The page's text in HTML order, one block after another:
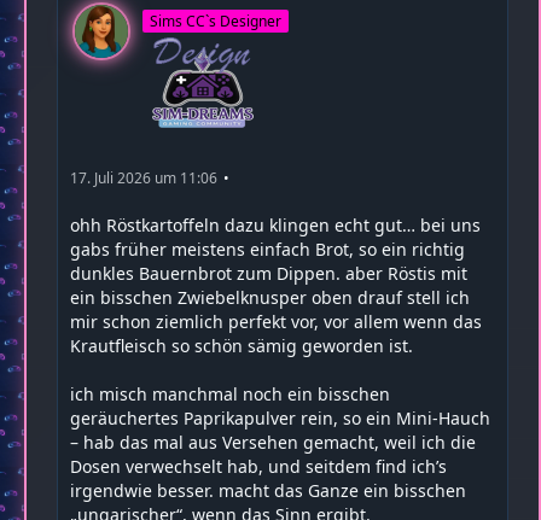
Sims CC`s Designer
17. Juli 2026 um 11:06
ohh Röstkartoffeln dazu klingen echt gut… bei uns
gabs früher meistens einfach Brot, so ein richtig
dunkles Bauernbrot zum Dippen. aber Röstis mit
ein bisschen Zwiebelknusper oben drauf stell ich
mir schon ziemlich perfekt vor, vor allem wenn das
Krautfleisch so schön sämig geworden ist.
ich misch manchmal noch ein bisschen
geräuchertes Paprikapulver rein, so ein Mini-Hauch
– hab das mal aus Versehen gemacht, weil ich die
Dosen verwechselt hab, und seitdem find ich’s
irgendwie besser. macht das Ganze ein bisschen
„ungarischer“, wenn das Sinn ergibt.